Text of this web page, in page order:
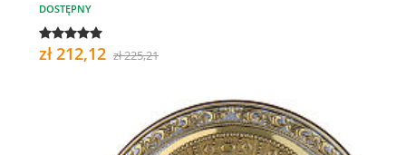
DOSTĘPNY
zł 212,12 zł 225,21